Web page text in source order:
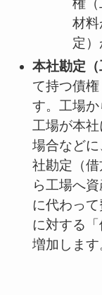
権
材
定）
本社勘定（
て持つ債
す。工場か
工場が本
場合など
社勘定（
ら工場へ
に代わっ
に対する
増加します